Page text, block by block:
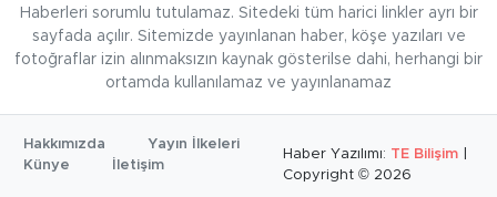
Haberleri sorumlu tutulamaz. Sitedeki tüm harici linkler ayrı bir
sayfada açılır. Sitemizde yayınlanan haber, köşe yazıları ve
fotoğraflar izin alınmaksızın kaynak gösterilse dahi, herhangi bir
ortamda kullanılamaz ve yayınlanamaz
Hakkımızda
Yayın İlkeleri
Künye
İletişim
Haber Yazılımı: TE Bilişim
Copyright © 2026